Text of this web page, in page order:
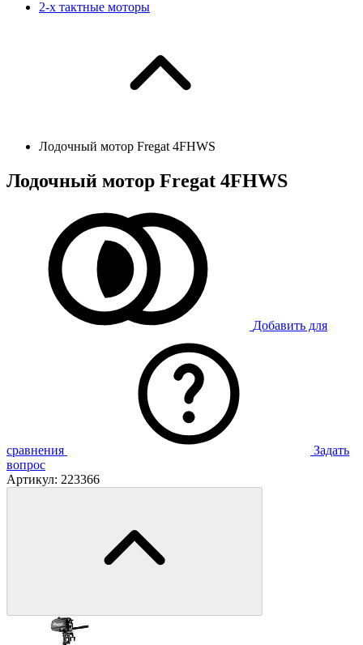
2-х тактные моторы
Лодочный мотор Fregat 4FHWS
Лодочный мотор Fregat 4FHWS
Добавить для
сравнения
Задать
вопрос
Артикул: 223366